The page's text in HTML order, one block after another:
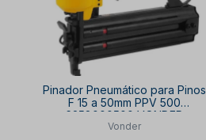
Pinador Pneumático para Pinos
F 15 a 50mm PPV 500
6258000500 VONDER
Vonder